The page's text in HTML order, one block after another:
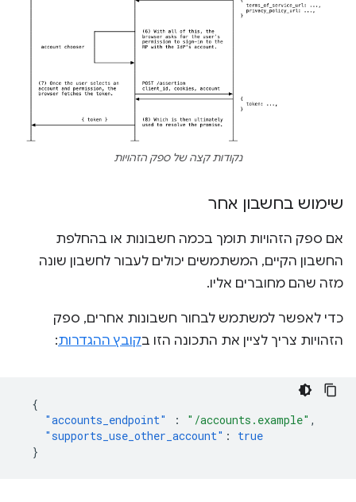
נקודות קצה של ספק הזהויות
שימוש בחשבון אחר
אם ספק הזהויות תומך בכמה חשבונות או בהחלפת
החשבון הקיים, המשתמשים יכולים לעבור לחשבון שונה
מזה שהם מחוברים אליו.
כדי לאפשר למשתמש לבחור חשבונות אחרים, ספק
הזהויות צריך לציין את התכונה הזו בקובץ ההגדרות:
{
"accounts_endpoint"
: "/accounts.example" ,
"supports_use_other_account" :
true
}